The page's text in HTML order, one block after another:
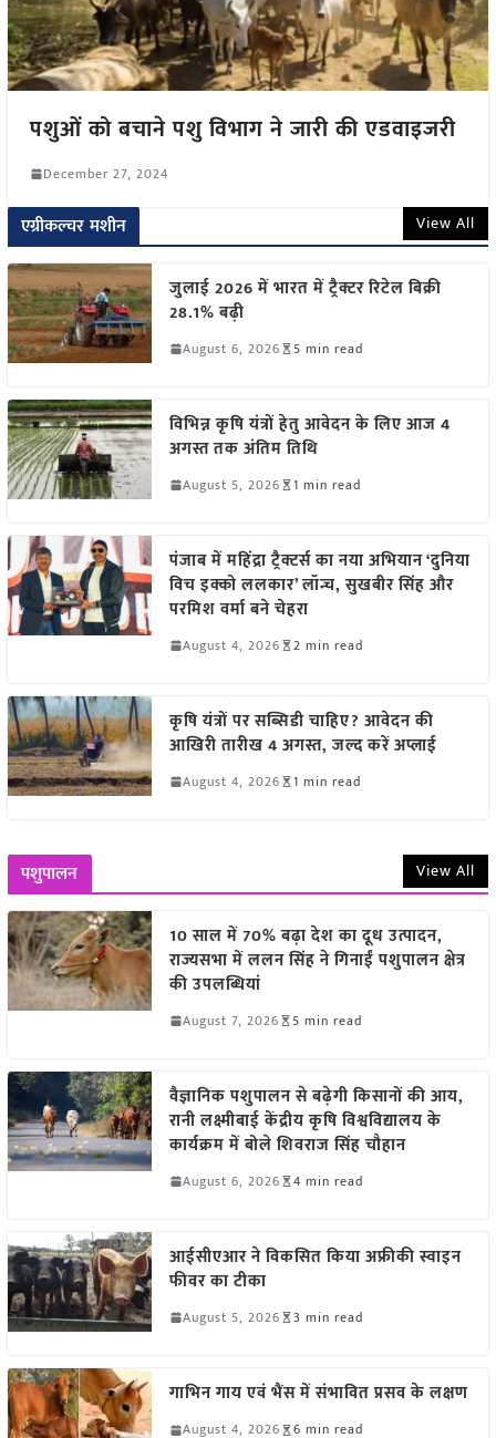
पशुओं को बचाने पशु विभाग ने जारी की एडवाइजरी
December 27, 2024
एग्रीकल्चर मशीन View All
जुलाई 2026 में भारत में ट्रैक्टर रिटेल बिक्री
28.1% बढ़ी
August 6, 2026 5 min read
विभिन्न कृषि यंत्रों हेतु आवेदन के लिए आज 4
अगस्त तक अंतिम तिथि
August 5, 2026 1 min read
पंजाब में महिंद्रा ट्रैक्टर्स का नया अभियान ‘दुनिया
विच इक्को ललकार’ लॉन्च, सुखबीर सिंह और
परमिश वर्मा बने चेहरा
August 4, 2026 2 min read
कृषि यंत्रों पर सब्सिडी चाहिए? आवेदन की
आखिरी तारीख 4 अगस्त, जल्द करें अप्लाई
August 4, 2026 1 min read
पशुपालन View All
10 साल में 70% बढ़ा देश का दूध उत्पादन,
राज्यसभा में ललन सिंह ने गिनाईं पशुपालन क्षेत्र
की उपलब्धियां
August 7, 2026 5 min read
वैज्ञानिक पशुपालन से बढ़ेगी किसानों की आय,
रानी लक्ष्मीबाई केंद्रीय कृषि विश्वविद्यालय के
कार्यक्रम में बोले शिवराज सिंह चौहान
August 6, 2026 4 min read
आईसीएआर ने विकसित किया अफ्रीकी स्वाइन
फीवर का टीका
August 5, 2026 3 min read
गाभिन गाय एवं भैंस में संभावित प्रसव के लक्षण
August 4, 2026 6 min read